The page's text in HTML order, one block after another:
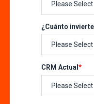
¿Cuánto
CRM Actual *